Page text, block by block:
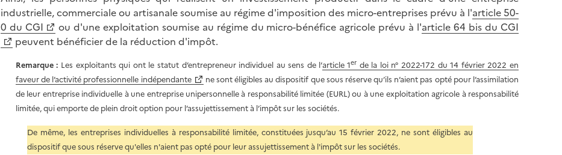
industrielle, commerciale ou artisanale soumise au régime d'imposition des micro-entreprises prévu à l'article 50-
0 du CGI
ou d'une exploitation soumise au régime du micro-bénéfice agricole prévu à l'article 64 bis du CGI
peuvent bénéficier de la réduction d'impôt.
Remarque : Les exploitants qui ont le statut d’entrepreneur individuel au sens de l’article 1er de la loi n° 2022-172 du 14 février 2022 en
faveur de l’activité professionnelle indépendante
ne sont éligibles au dispositif que sous réserve qu’ils n’aient pas opté pour l’assimilation
de leur entreprise individuelle à une entreprise unipersonnelle à responsabilité limitée (EURL) ou à une exploitation agricole à responsabilité
limitée, qui emporte de plein droit option pour l’assujettissement à l’impôt sur les sociétés.
De même, les entreprises individuelles à responsabilité limitée, constituées jusqu’au 15 février 2022, ne sont éligibles au
dispositif que sous réserve qu'elles n'aient pas opté pour leur assujettissement à l'impôt sur les sociétés.